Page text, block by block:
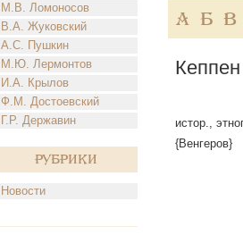
М.В. Ломоносов
В.А. Жуковский
А.С. Пушкин
М.Ю. Лермонтов
И.А. Крылов
Ф.М. Достоевский
Г.Р. Державин
Рубрики
Новости
А Б В
истор.,
{Венгеров}